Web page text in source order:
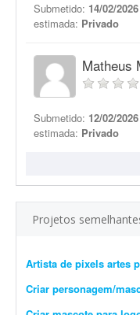
Submetido: 14/02/
estimada: Privado
Matheus
Submetido: 12/02/
estimada: Privado
Projetos
Artista de pixels artes